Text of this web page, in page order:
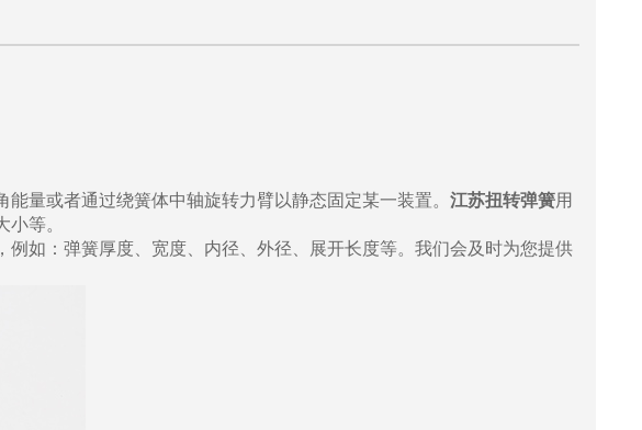
能量或者通过绕簧体中轴旋转力臂以静态固定某一装置。 江苏扭转弹簧用
等。
如：弹簧厚度、宽度、内径、外径、展开长度等。我们会及时为您提供